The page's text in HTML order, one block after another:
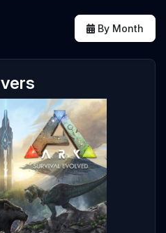
By Month